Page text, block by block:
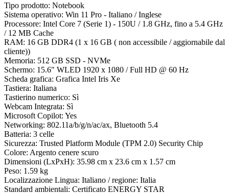
Tipo prodotto: Notebook
Sistema operativo: Win 11 Pro - Italiano / Inglese
Processore: Intel Core 7 (Serie 1) - 150U / 1.8 GHz, fino a 5.4 GHz
/ 12 MB Cache
RAM: 16 GB DDR4 (1 x 16 GB ( non accessibile / aggiornabile dal
cliente))
Memoria: 512 GB SSD - NVMe
Schermo: 15.6" WLED 1920 x 1080 / Full HD @ 60 Hz
Scheda grafica: Grafica Intel Iris Xe
Tastiera: Italiana
Tastierino numerico: Sì
Webcam Integrata: Sì
Microsoft Copilot: Yes
Networking: 802.11a/b/g/n/ac/ax, Bluetooth 5.4
Batteria: 3 celle
Sicurezza: Trusted Platform Module (TPM 2.0) Security Chip
Colore: Argento cenere scuro
Dimensioni (LxPxH): 35.98 cm x 23.6 cm x 1.57 cm
Peso: 1.59 kg
Localizzazione Lingua: Italiano / regione: Italia
Standard ambientali: Certificato ENERGY STAR